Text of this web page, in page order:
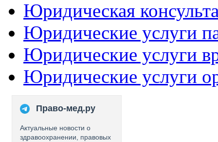
Юридическая
Юридические услуги
Юридические услуги
Юридические услуги
Право-мед.ру
Актуальные новости о
здравоохранении, правовых